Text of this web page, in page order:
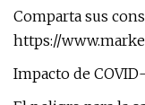
Comparta sus
https://
Impacto de